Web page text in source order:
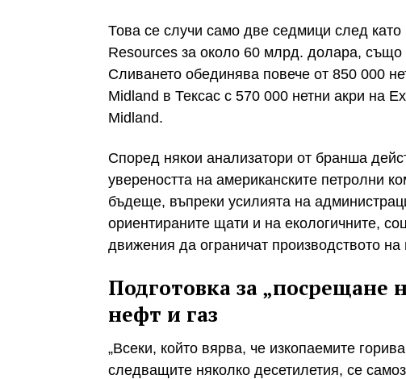
Това се случи само две седмици след
Resources за около 60 млрд. долара, също
Сливането обединява повече от 850 000
Midland в Тексас с 570 000 нетни акри на
Midland.
Според някои анализатори от бранша
увереността на американските петролни
бъдеще, въпреки усилията на
ориентираните щати и на екологичните,
движения да ограничат производството на
Подготовка за „посрещане
нефт и газ
„Всеки, който вярва, че изкопаемите
следващите няколко десетилетия, се